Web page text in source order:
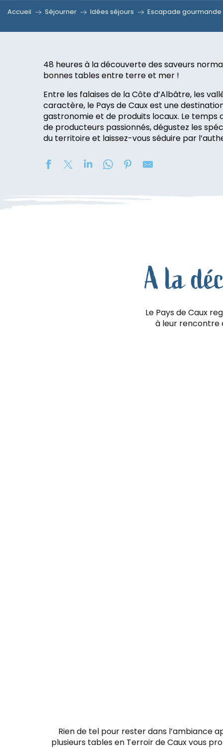
Accueil Séjourner Idées séjours Escapade gourmande
48 heures à la découverte des saveurs
bonnes tables entre terre et mer !
Entre les falaises de la Côte d’Albâtre, les
caractère, le Pays de Caux est une
gastronomie et de produits locaux. Le temps
de producteurs passionnés, dégustez les
du territoire et laissez-vous séduire par
A la
Le Pays de Caux
à leur rencontre
Rien de tel pour rester dans l’ambiance
plusieurs tables en Terroir de Caux vous